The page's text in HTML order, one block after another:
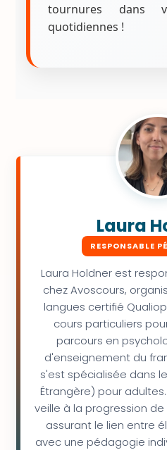
tournures dans
quotidiennes !
Laura
RESPONSABLE
Laura Holdner est
chez Avoscours,
langues certifié
cours particuliers
parcours en
d'enseignement du
s'est spécialisée dans le
Étrangère) pour
veille à la progression
assurant le lien entre
avec une pédagogie